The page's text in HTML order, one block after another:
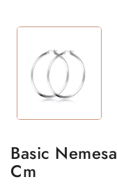
Basic
Cm